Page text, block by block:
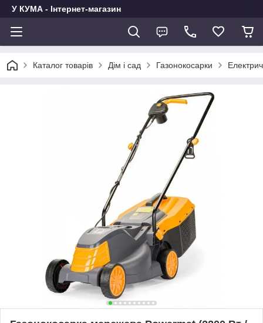
У КУМА - Інтернет-магазин
Каталог товарів Дім і сад Газонокосарки